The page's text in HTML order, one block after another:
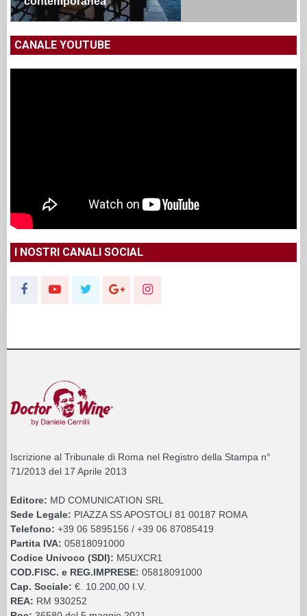
CANALE YOUTUBE
I NOSTRI CANALI SOCIAL
Iscrizione al Tribunale di Roma nel Registro della Stampa n°
71/2013 del 17 Aprile 2013
Editore: MD COMUNICATION SRL
Sede Legale: PIAZZA SS APOSTOLI 81 00187 ROMA
Telefono: +39 06 5895156 / +39 06 87085419
Partita IVA: 05818091000
Codice Univoco (SDI): M5UXCR1
COD.FISC. e REG.IMPRESE: 05818091000
Cap. Sociale: €. 10.200,00 I.V.
REA: RM 930252